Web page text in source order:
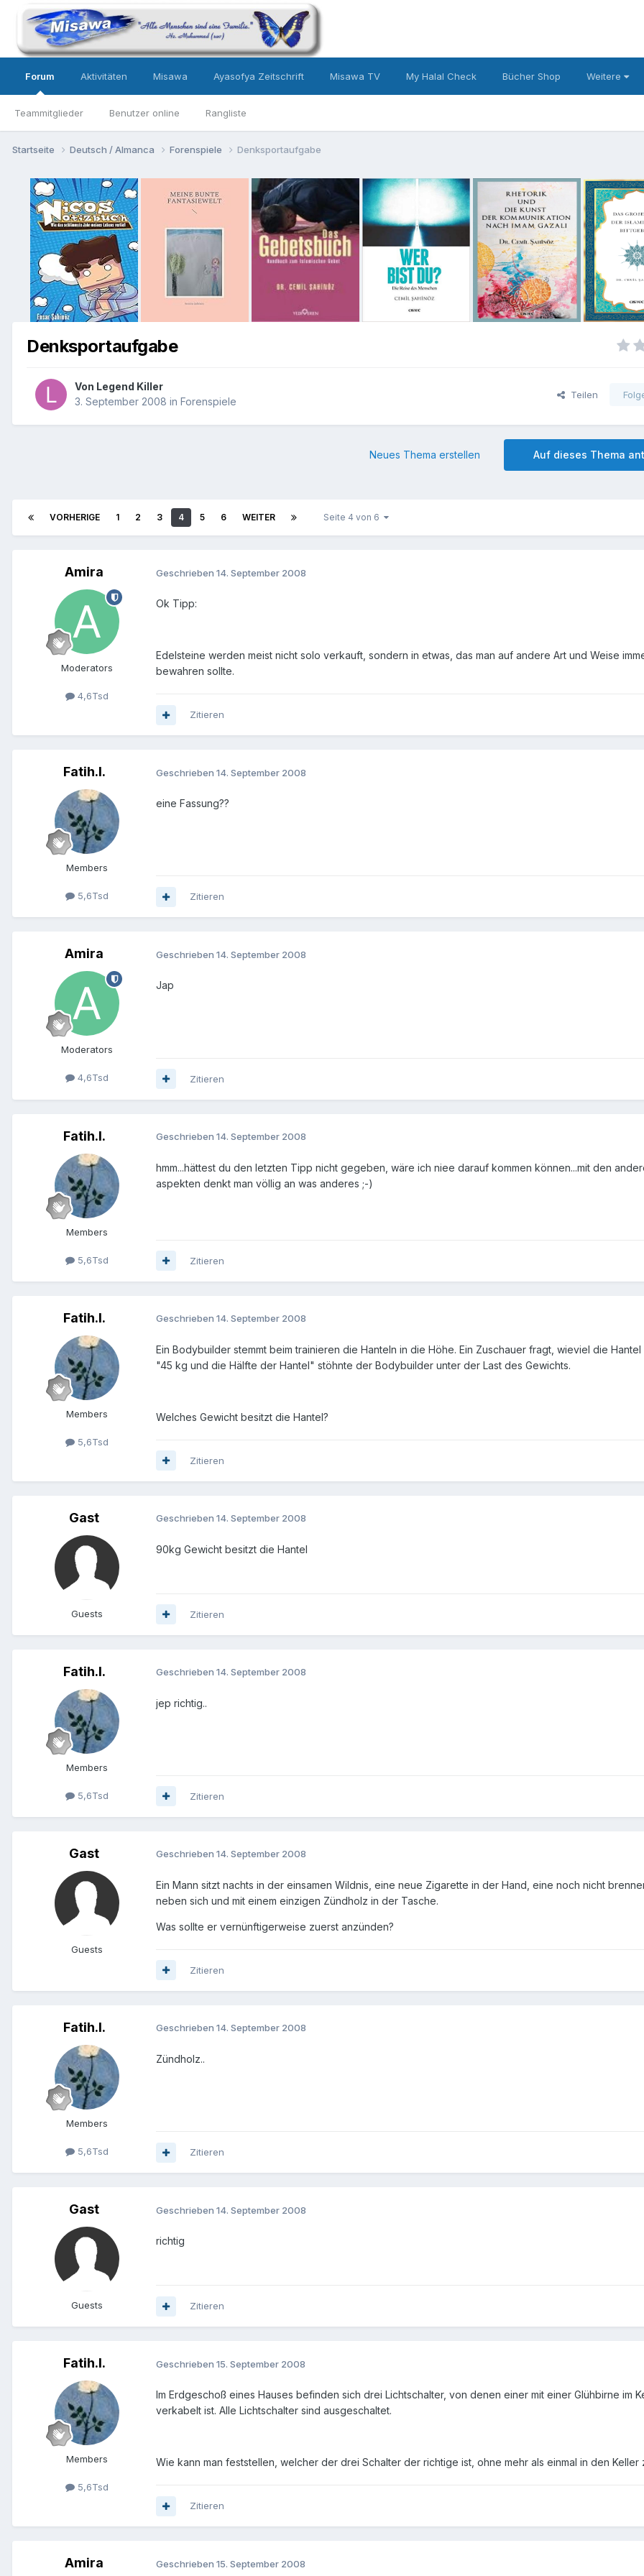
Forum
Teammitglieder Benutzer online Rangliste
Aktivitäten Misawa Ayasofya Zeitschrift Misawa TV My Halal Check Bücher Shop Weitere
Startseite Deutsch / Almanca Forenspiele Denksportaufgabe
Denksportaufgabe
Von Legend Killer
3. September 2008 in Forenspiele
Teilen
Auf dieses Thema
Neues Thema erstellen
VORHERIGE 1 2 3 4 5 6 WEITER Seite 4 von 6
Amira
Moderators
4,6Tsd
Geschrieben 14. September 2008
Ok Tipp:
Edelsteine werden meist nicht solo verkauft, sondern in etwas, das man auf andere Art und Weise
bewahren sollte.
Zitieren
Fatih.I.
Members
5,6Tsd
Geschrieben 14. September 2008
eine Fassung??
Zitieren
Amira
Moderators
4,6Tsd
Geschrieben 14. September 2008
Jap
Zitieren
Fatih.I.
Members
5,6Tsd
Geschrieben 14. September 2008
hmm...hättest du den letzten Tipp nicht gegeben, wäre ich niee darauf kommen können...mit den
aspekten denkt man völlig an was anderes ;-)
Zitieren
Fatih.I.
Members
5,6Tsd
Geschrieben 14. September 2008
Ein Bodybuilder stemmt beim trainieren die Hanteln in die Höhe. Ein Zuschauer fragt, wieviel die
"45 kg und die Hälfte der Hantel" stöhnte der Bodybuilder unter der Last des Gewichts.
Welches Gewicht besitzt die Hantel?
Zitieren
Gast
Guests
Geschrieben 14. September 2008
90kg Gewicht besitzt die Hantel
Zitieren
Fatih.I.
Members
5,6Tsd
Geschrieben 14. September 2008
jep richtig..
Zitieren
Gast
Guests
Geschrieben 14. September 2008
Ein Mann sitzt nachts in der einsamen Wildnis, eine neue Zigarette in der Hand, eine noch nicht
neben sich und mit einem einzigen Zündholz in der Tasche.
Was sollte er vernünftigerweise zuerst anzünden?
Zitieren
Fatih.I.
Members
5,6Tsd
Geschrieben 14. September 2008
Zündholz..
Zitieren
Gast
Guests
Geschrieben 14. September 2008
richtig
Zitieren
Fatih.I.
Members
5,6Tsd
Geschrieben 15. September 2008
Im Erdgeschoß eines Hauses befinden sich drei Lichtschalter, von denen einer mit einer Glühbirne im
verkabelt ist. Alle Lichtschalter sind ausgeschaltet.
Wie kann man feststellen, welcher der drei Schalter der richtige ist, ohne mehr als einmal in den Keller
Zitieren
Amira Geschrieben 15. September 2008